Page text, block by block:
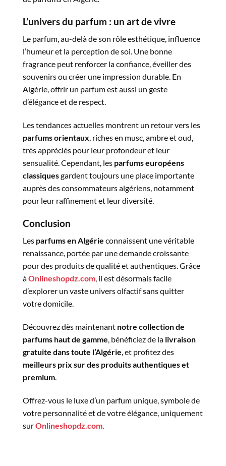
L’univers du parfum : un art de vivre
Le parfum, au-delà de son rôle esthétique, influence
l’humeur et la perception de soi. Une bonne
fragrance peut renforcer la confiance, éveiller des
souvenirs ou créer une impression durable. En
Algérie, offrir un parfum est aussi un geste
d’élégance et de respect.
Les tendances actuelles montrent un retour vers les
parfums orientaux, riches en musc, ambre et oud,
très appréciés pour leur profondeur et leur
sensualité. Cependant, les parfums européens
classiquesgardent toujours une place importante
auprès des consommateurs algériens, notamment
pour leur raffinement et leur diversité.
Conclusion
Les parfums en Algérie connaissent une véritable
renaissance, portée par une demande croissante
pour des produits de qualité et authentiques. Grâce
àOnlineshopdz.com, il est désormais facile
d’explorer un vaste univers olfactif sans quitter
votre domicile.
Découvrez dès maintenant notre collection de
parfums haut de gamme, bénéficiez de la livraison
gratuite dans toute l’Algérie, et profitez des
meilleurs prix sur des produits authentiques et
premium.
Offrez-vous le luxe d’un parfum unique, symbole de
votre personnalité et de votre élégance, uniquement
surOnlineshopdz.com.